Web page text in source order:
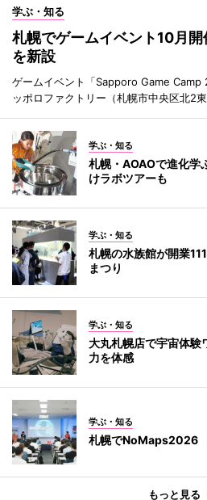
学ぶ・知る
札幌でゲームイベント10月
を新設
ゲームイベント「Sapporo Game Camp
ッポロファクトリー（札幌市中央区北2東
学ぶ・知る
札幌・AOAOで進化
けラボツアーも
学ぶ・知る
札幌の水族館が開業
まつり
学ぶ・知る
大丸札幌店で宇宙体
力を体感
学ぶ・知る
札幌でNoMaps2026
もっと見る